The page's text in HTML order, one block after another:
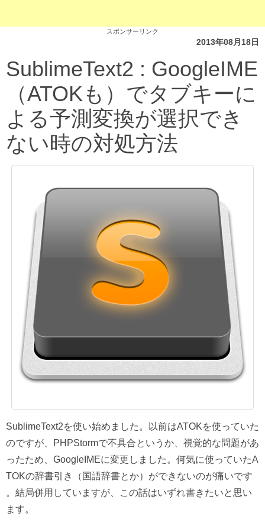
スポンサーリンク
2013年08月18日
SublimeText2 : GoogleIME
（ATOKも）でタブキーに
よる予測変換が選択でき
ない時の対処方法
SublimeText2を使い始めました。以前はATOKを使っていた
のですが、PHPStormで不具合というか、視覚的な問題があ
ったため、GoogleIMEに変更しました。何気に使っていたA
TOKの辞書引き（国語辞書とか）ができないのが痛いです
。結局併用していますが、この話はいずれ書きたいと思い
ます。